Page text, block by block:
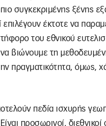
συγκεκριμένης ξένης
επιλέγουν έκτοτε να
του εθνικού
βιώνουμε τη
πραγματικότητα, όμως,
πεδία ισχυρής
προσωρινοί,